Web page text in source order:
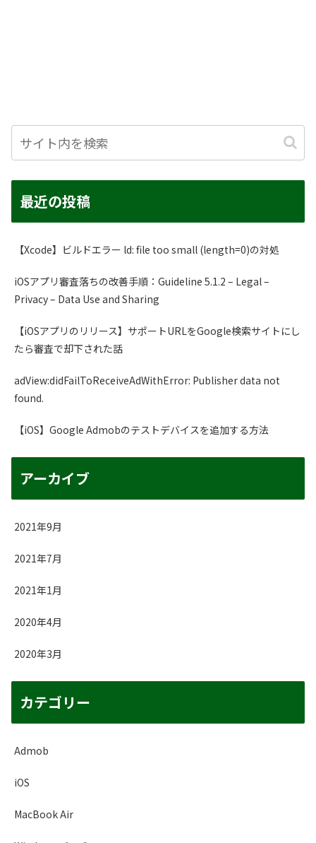
最近の投稿
【Xcode】ビルドエラー ld: file too small (length=0)の対処
iOSアプリ審査落ちの改善手順：Guideline 5.1.2 – Legal –
Privacy – Data Use and Sharing
【iOSアプリのリリース】サポートURLをGoogle検索サイトにし
たら審査で却下された話
adView:didFailToReceiveAdWithError: Publisher data not
found.
【iOS】Google Admobのテストデバイスを追加する方法
アーカイブ
2021年9月
2021年7月
2021年1月
2020年4月
2020年3月
カテゴリー
Admob
iOS
MacBook Air